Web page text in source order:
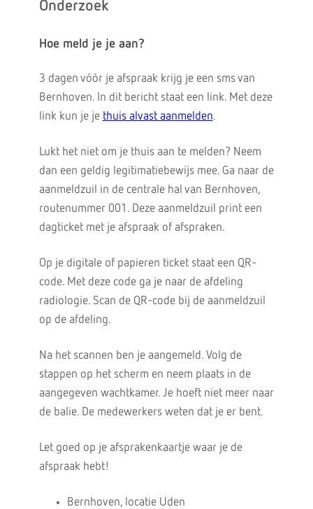
Onderzoek
Hoe meld je je aan?
3 dagen vóór je afspraak krijg je een sms van
Bernhoven. In dit bericht staat een link. Met deze
link kun je je thuis alvast aanmelden.
Lukt het niet om je thuis aan te melden? Neem
dan een geldig legitimatiebewijs mee. Ga naar de
aanmeldzuil in de centrale hal van Bernhoven,
routenummer 001. Deze aanmeldzuil print een
dagticket met je afspraak of afspraken.
Op je digitale of papieren ticket staat een QR-
code. Met deze code ga je naar de afdeling
radiologie. Scan de QR-code bij de aanmeldzuil
op de afdeling.
Na het scannen ben je aangemeld. Volg de
stappen op het scherm en neem plaats in de
aangegeven wachtkamer. Je hoeft niet meer naar
de balie. De medewerkers weten dat je er bent.
Let goed op je afsprakenkaartje waar je de
afspraak hebt!
Bernhoven, locatie Uden